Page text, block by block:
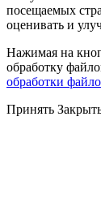
посещаемых
оценивать и
Нажимая на
обработку
обработки
Принять